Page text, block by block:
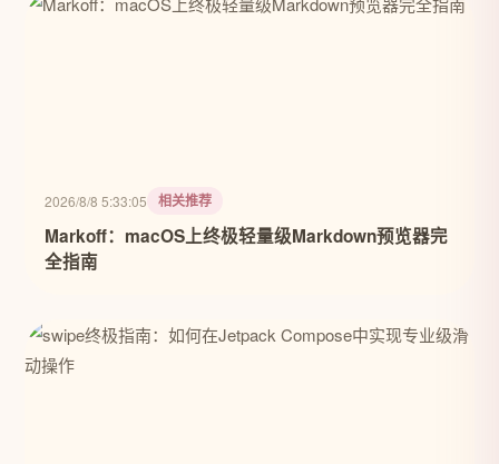
2026/8/8 5:33:05 相关推荐
Markoff：macOS上终极轻量级Markdown预览器完
全指南